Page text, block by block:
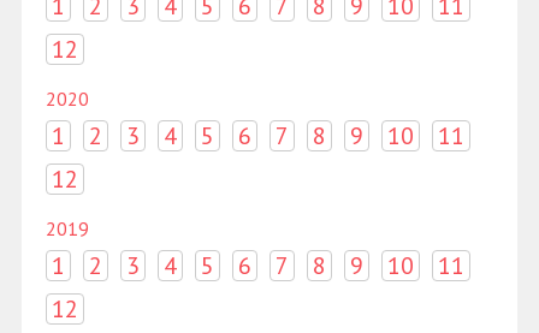
12
2020
1 2 3 4 5 6 7 8 9 10
11
12
2019
1 2 3 4 5 6 7 8 9 10
11
12